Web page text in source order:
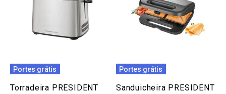
Portes grátis
Torradeira PRESIDENT
Portes grátis
Sanduicheira PRESIDENT